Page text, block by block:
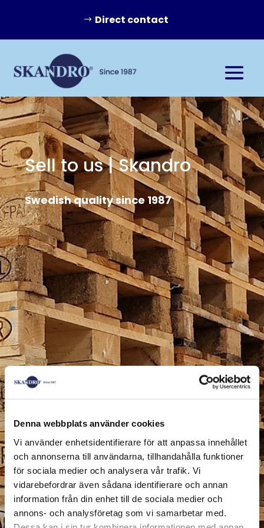
Denna webbplats använder cookies
Vi använder enhetsidentifierare för att anpassa innehållet
och annonserna till användarna, tillhandahålla funktioner
för sociala medier och analysera vår trafik. Vi
vidarebefordrar även sådana identifierare och annan
information från din enhet till de sociala medier och
annons- och analysföretag som vi samarbetar med.
Direct contact
Sell to us | Skandro
Swedish quality since 1987